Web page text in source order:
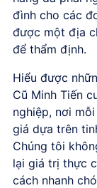
đình cho các
được một địa
để thẩm định.
Hiểu được
Cũ Minh Tiến
nghiệp, nơi
giá dựa trên
Chúng tôi
lại giá trị thực
cách nhanh